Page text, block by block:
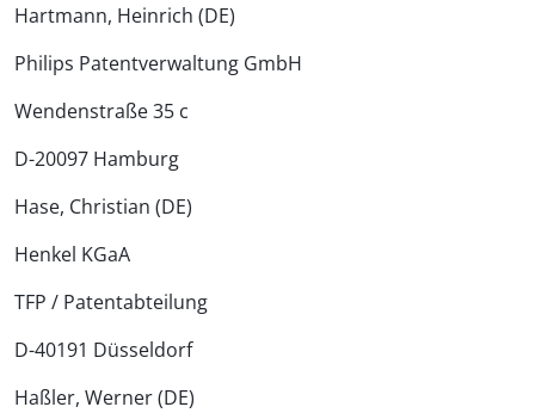
Hartmann, Heinrich (DE)
Philips Patentverwaltung GmbH
Wendenstraße 35 c
D-20097 Hamburg
Hase, Christian (DE)
Henkel KGaA
TFP / Patentabteilung
D-40191 Düsseldorf
Haßler, Werner (DE)